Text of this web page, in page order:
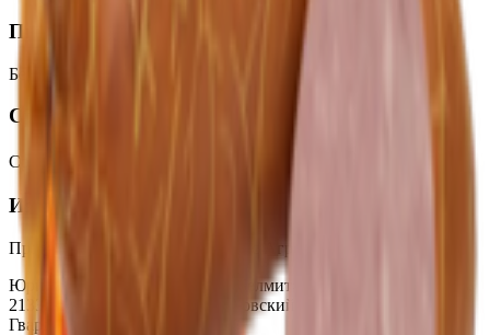
Пищевая ценность на 100г
Белки :
Срок годности
Срок годности При t от 0℃ до +6℃-60 суток
Изготовитель
Производитель:
ЗАО «Серволюкс Агро»
Юридический адрес:
Филиал «Белмит», Республика Беларусь,
213320, Могилевская обл., Быховский р-н, г. Быхов, ул.
Гвардейская, 2А